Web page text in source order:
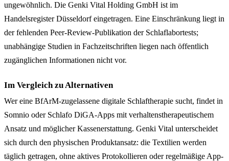
ungewöhnlich. Die Genki Vital Holding GmbH ist im
Handelsregister Düsseldorf eingetragen. Eine Einschränkung liegt in
der fehlenden Peer-Review-Publikation der Schlaflabortests;
unabhängige Studien in Fachzeitschriften liegen nach öffentlich
zugänglichen Informationen nicht vor.
Im Vergleich zu Alternativen
Wer eine BfArM-zugelassene digitale Schlaftherapie sucht, findet in
Somnio oder Schlafo DiGA-Apps mit verhaltenstherapeutischem
Ansatz und möglicher Kassenerstattung. Genki Vital unterscheidet
sich durch den physischen Produktansatz: die Textilien werden
täglich getragen, ohne aktives Protokollieren oder regelmäßige App-